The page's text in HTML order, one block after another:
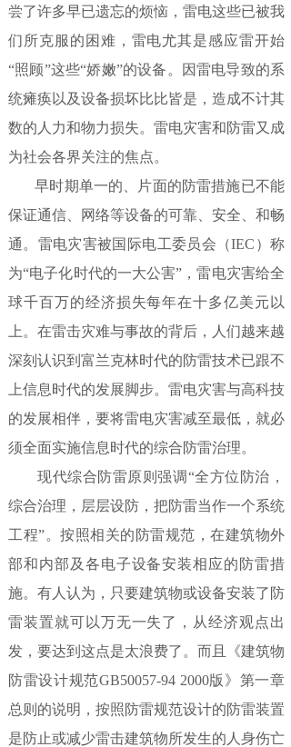
尝了许多早已遗忘的烦恼，雷电这些已被我
们所克服的困难，雷电尤其是感应雷开始
“照顾”这些“娇嫩”的设备。因雷电导致的系
统瘫痪以及设备损坏比比皆是，造成不计其
数的人力和物力损失。雷电灾害和防雷又成
为社会各界关注的焦点。
早时期单一的、片面的防雷措施已不能
保证通信、网络等设备的可靠、安全、和畅
通。雷电灾害被国际电工委员会（IEC）称
为“电子化时代的一大公害”，雷电灾害给全
球千百万的经济损失每年在十多亿美元以
上。在雷击灾难与事故的背后，人们越来越
深刻认识到富兰克林时代的防雷技术已跟不
上信息时代的发展脚步。雷电灾害与高科技
的发展相伴，要将雷电灾害减至最低，就必
须全面实施信息时代的综合防雷治理。
现代综合防雷原则强调“全方位防治，
综合治理，层层设防，把防雷当作一个系统
工程”。按照相关的防雷规范，在建筑物外
部和内部及各电子设备安装相应的防雷措
施。有人认为，只要建筑物或设备安装了防
雷装置就可以万无一失了，从经济观点出
发，要达到这点是太浪费了。而且《建筑物
防雷设计规范GB50057-94 2000版》第一章
总则的说明，按照防雷规范设计的防雷装置
是防止或减少雷击建筑物所发生的人身伤亡